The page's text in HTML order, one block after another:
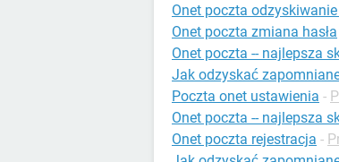
Onet poczta
Onet poczta zmiana hasła
Onet poczta -- najlepsza
Jak odzyskać
Poczta onet ustawienia -
Onet poczta -- najlepsza
Onet poczta rejestracja -